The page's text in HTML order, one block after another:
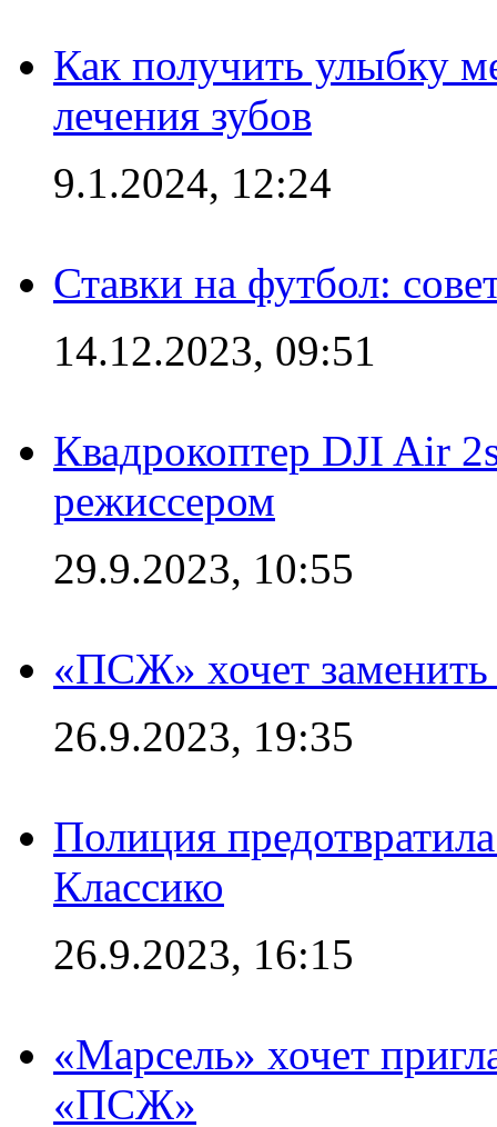
Как получить улыбку
лечения зубов
9.1.2024, 12:24
Ставки на футбол:
14.12.2023, 09:51
Квадрокоптер DJI Air
режиссером
29.9.2023, 10:55
«ПСЖ» хочет
26.9.2023, 19:35
Полиция
Классико
26.9.2023, 16:15
«Марсель» хочет
«ПСЖ»